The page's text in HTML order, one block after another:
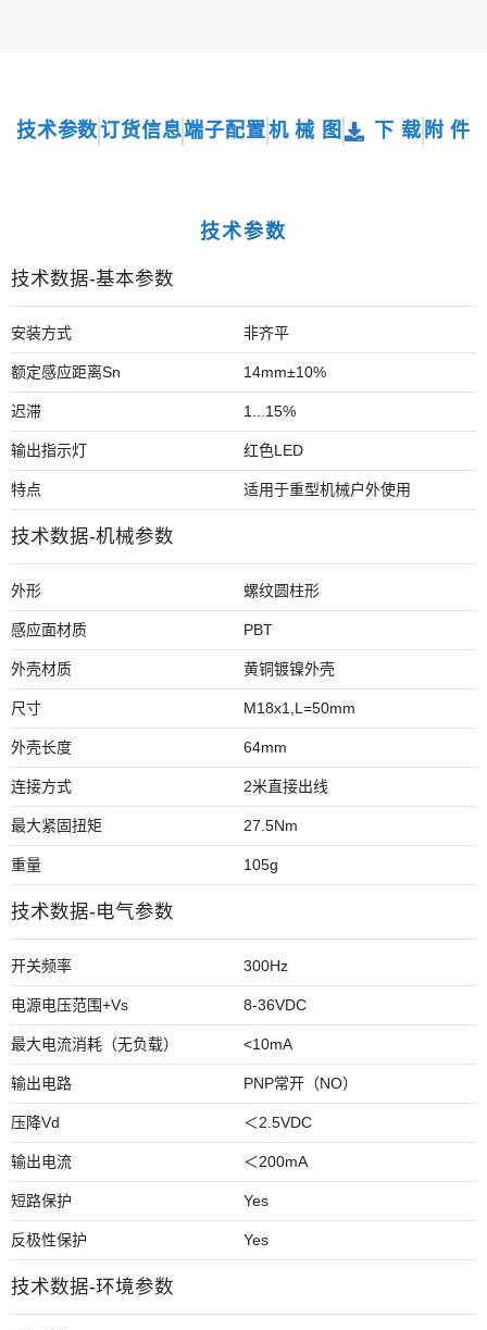
技术参数订货信息端子配置机 械 图 下 载 附 件
技术参数
技术数据-基本参数
安装方式 非齐平
额定感应距离Sn 14mm±10%
迟滞 1...15%
输出指示灯 红色LED
特点 适用于重型机械户外使用
技术数据-机械参数
外形 螺纹圆柱形
感应面材质 PBT
外壳材质 黄铜镀镍外壳
尺寸 M18x1,L=50mm
外壳长度 64mm
连接方式 2米直接出线
最大紧固扭矩 27.5Nm
重量 105g
技术数据-电气参数
开关频率 300Hz
电源电压范围+Vs 8-36VDC
最大电流消耗（无负载） <10mA
输出电路 PNP常开（NO）
压降Vd ＜2.5VDC
输出电流 ＜200mA
短路保护 Yes
反极性保护 Yes
技术数据-环境参数